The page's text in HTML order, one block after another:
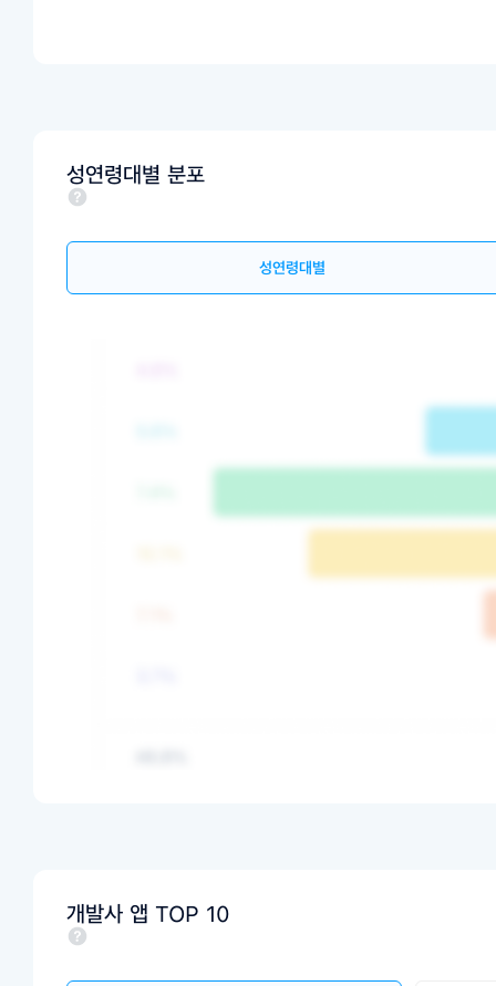
성연령대별 분포
성연령대별
개발사 앱 TOP 10